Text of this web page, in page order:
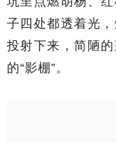
子四处都透着光
投射下来，简陋
的“影棚”。